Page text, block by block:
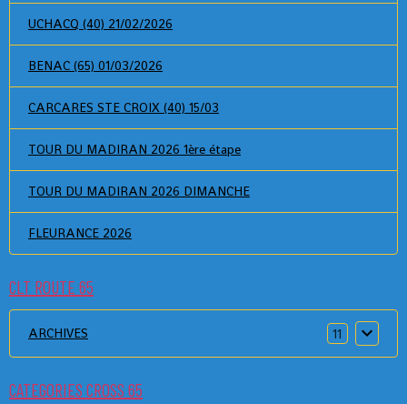
UCHACQ (40) 21/02/2026
BENAC (65) 01/03/2026
CARCARES STE CROIX (40) 15/03
TOUR DU MADIRAN 2026 1ère étape
TOUR DU MADIRAN 2026 DIMANCHE
FLEURANCE 2026
CLT ROUTE 65
ARCHIVES 11
CATEGORIES CROSS 65